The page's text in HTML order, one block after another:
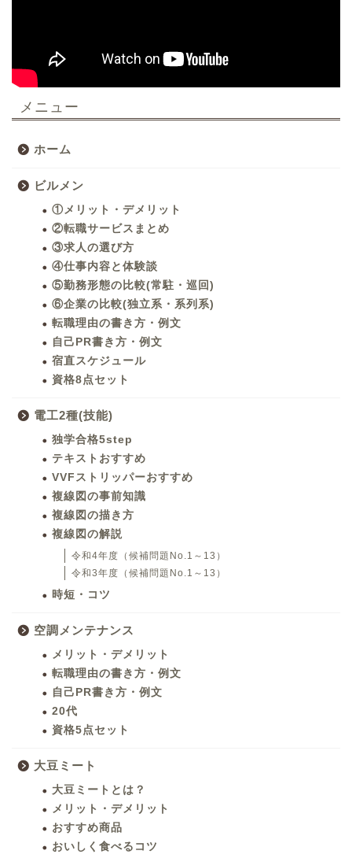
メニュー
ホーム
ビルメン
①メリット・デメリット
②転職サービスまとめ
③求人の選び方
④仕事内容と体験談
⑤勤務形態の比較(常駐・巡回)
⑥企業の比較(独立系・系列系)
転職理由の書き方・例文
自己PR書き方・例文
宿直スケジュール
資格8点セット
電工2種(技能)
独学合格5step
テキストおすすめ
VVFストリッパーおすすめ
複線図の事前知識
複線図の描き方
複線図の解説
令和4年度（候補問題No.1～13）
令和3年度（候補問題No.1～13）
時短・コツ
空調メンテナンス
メリット・デメリット
転職理由の書き方・例文
自己PR書き方・例文
20代
資格5点セット
大豆ミート
大豆ミートとは？
メリット・デメリット
おすすめ商品
おいしく食べるコツ